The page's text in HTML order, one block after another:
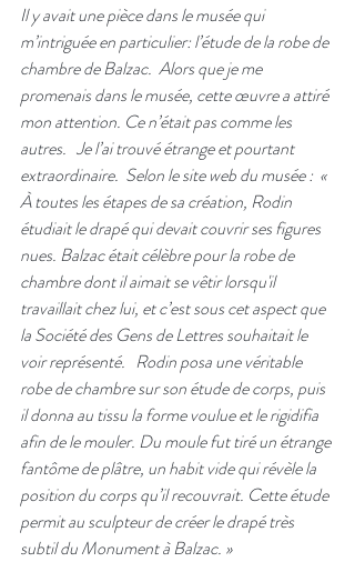
Il y avait une pièce dans le musée qui
m’intriguée en particulier: l’étude de la robe de
chambre de Balzac.  Alors que je me
promenais dans le musée, cette œuvre a attiré
mon attention. Ce n’était pas comme les
autres.   Je l’ai trouvé étrange et pourtant
extraordinaire.  Selon le site web du musée :  «
À toutes les étapes de sa création, Rodin
étudiait le drapé qui devait couvrir ses figures
nues. Balzac était célèbre pour la robe de
chambre dont il aimait se vêtir lorsqu'il
travaillait chez lui, et c’est sous cet aspect que
la Société des Gens de Lettres souhaitait le
voir représenté.   Rodin posa une véritable
robe de chambre sur son étude de corps, puis
il donna au tissu la forme voulue et le rigidifia
afin de le mouler. Du moule fut tiré un étrange
fantôme de plâtre, un habit vide qui révèle la
position du corps qu’il recouvrait. Cette étude
permit au sculpteur de créer le drapé très
subtil du Monument à Balzac. »